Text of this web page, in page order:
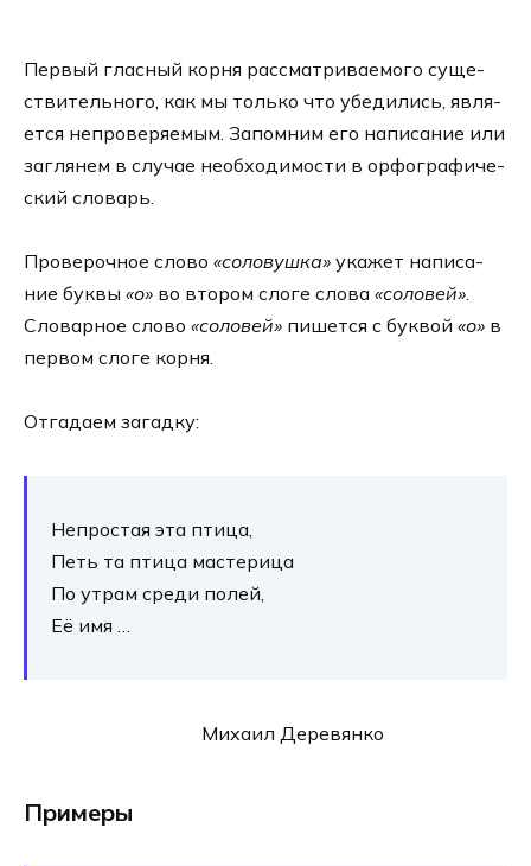
Первый глас­ный кор­ня рас­смат­ри­ва­е­мо­го суще­
стви­тель­но­го, как мы толь­ко что убе­ди­лись, явля­
ет­ся непро­ве­ря­е­мым. Запомним его напи­са­ние или
загля­нем в слу­чае необ­хо­ди­мо­сти в орфо­гра­фи­че­
ский сло­варь.
Проверочное сло­во «соло­вуш­ка» ука­жет напи­са­
ние бук­вы «о» во вто­ром сло­ге сло­ва «соло­вей».
Словарное сло­во «соло­вей» пишет­ся с бук­вой «о» в
пер­вом сло­ге кор­ня.
Отгадаем загад­ку:
Непростая эта пти­ца,
Петь та пти­ца масте­ри­ца
По утрам сре­ди полей,
Её имя …
Михаил Деревянко
Примеры